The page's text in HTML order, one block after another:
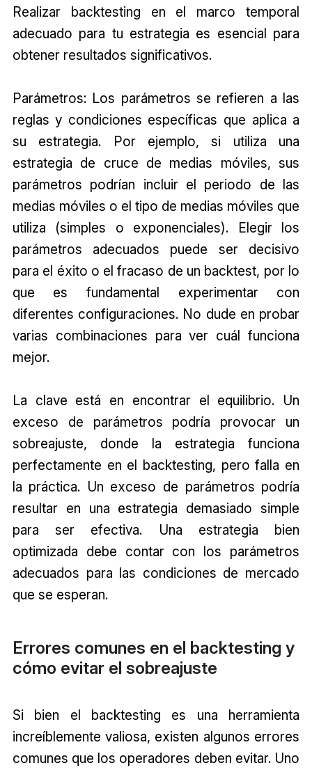
Realizar backtesting en el marco temporal
adecuado para tu estrategia es esencial para
obtener resultados significativos.
Parámetros: Los parámetros se refieren a las
reglas y condiciones específicas que aplica a
su estrategia. Por ejemplo, si utiliza una
estrategia de cruce de medias móviles, sus
parámetros podrían incluir el periodo de las
medias móviles o el tipo de medias móviles que
utiliza (simples o exponenciales). Elegir los
parámetros adecuados puede ser decisivo
para el éxito o el fracaso de un backtest, por lo
que es fundamental experimentar con
diferentes configuraciones. No dude en probar
varias combinaciones para ver cuál funciona
mejor.
La clave está en encontrar el equilibrio. Un
exceso de parámetros podría provocar un
sobreajuste, donde la estrategia funciona
perfectamente en el backtesting, pero falla en
la práctica. Un exceso de parámetros podría
resultar en una estrategia demasiado simple
para ser efectiva. Una estrategia bien
optimizada debe contar con los parámetros
adecuados para las condiciones de mercado
que se esperan.
Errores comunes en el backtesting y
cómo evitar el sobreajuste
Si bien el backtesting es una herramienta
increíblemente valiosa, existen algunos errores
comunes que los operadores deben evitar. Uno